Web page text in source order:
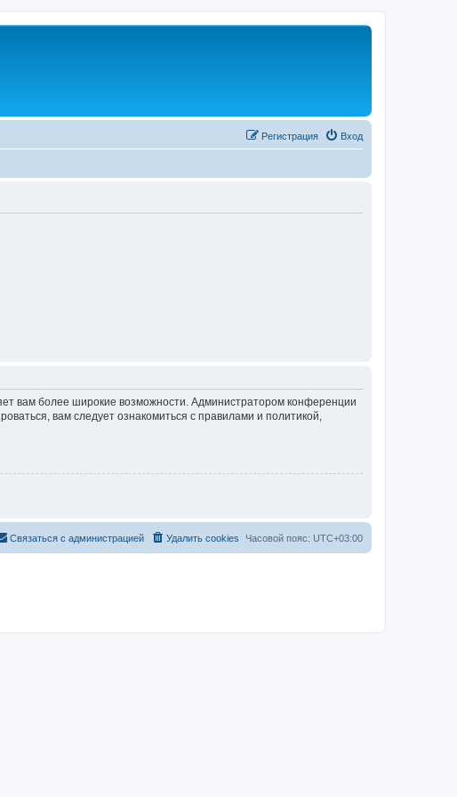
Вход
Регистрация
вам более широкие возможности. Администратором конференции
вам следует ознакомиться с правилами и политикой,
Часовой пояс: UTC+03:00
Удалить cookies
Связаться с администрацией